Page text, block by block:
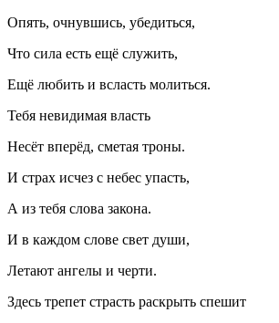
Опять, очнувшись, убедиться,
Что сила есть ещё служить,
Ещё любить и всласть молиться.
Тебя невидимая власть
Несёт вперёд, сметая троны.
И страх исчез с небес упасть,
А из тебя слова закона.
И в каждом слове свет души,
Летают ангелы и черти.
Здесь трепет страсть раскрыть спешит